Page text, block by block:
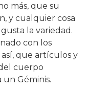
más, que su
y cualquier cosa
la variedad.
con los
así, que artículos y
cuerpo
Géminis.